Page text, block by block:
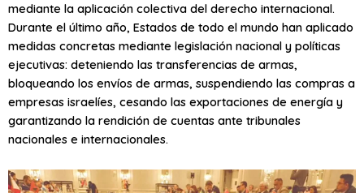
mediante la aplicación colectiva del derecho internacional.
Durante el último año, Estados de todo el mundo han aplicado
medidas concretas mediante legislación nacional y políticas
ejecutivas: deteniendo las transferencias de armas,
bloqueando los envíos de armas, suspendiendo las compras a
empresas israelíes, cesando las exportaciones de energía y
garantizando la rendición de cuentas ante tribunales
nacionales e internacionales.